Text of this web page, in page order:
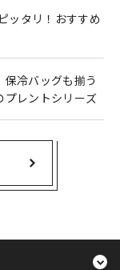
ッタリ！おすすめ
冷バッグも揃う
プレントシリーズ